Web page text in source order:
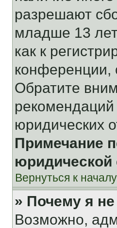
разрешают
младше 13
как к
конференции,
Обратите
юридических
Примечание
Вернуться к началу
» Почему я не
Возможно,